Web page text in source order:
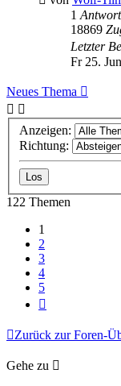
1
18869
Letzter
Fr 25.
Neues Thema
Anzeigen:
Richtung:
122 Themen
1
2
3
4
5
Zurück zur Foren-
Gehe zu